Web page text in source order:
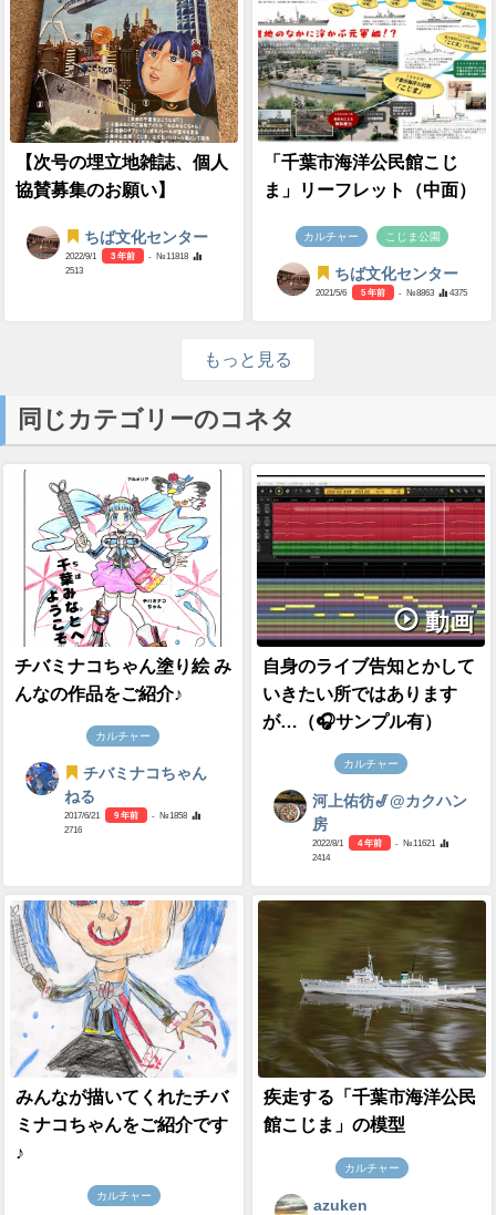
【次号の埋立地雑誌、個人
協賛募集のお願い】
ちば文化センター
2022/9/1 3 年前
- №11818
2513
「千葉市海洋公民館こじ
ま」リーフレット（中面）
カルチャー こじま公園
ちば文化センター
2021/5/6 5 年前 - №8863 4375
もっと見る
同じカテゴリーのコネタ
チバミナコちゃん塗り絵 み
んなの作品をご紹介♪
カルチャー
チバミナコちゃん
ねる
2017/6/21 9 年前
- №1858
2716
動画
自身のライブ告知とかして
いきたい所ではあります
が…（🎧サンプル有）
カルチャー
河上佑彷🎷@カクハン
房
2022/8/1 4 年前
- №11621
2414
みんなが描いてくれたチバ
ミナコちゃんをご紹介です
♪
カルチャー
疾走する「千葉市海洋公民
館こじま」の模型
カルチャー
azuken